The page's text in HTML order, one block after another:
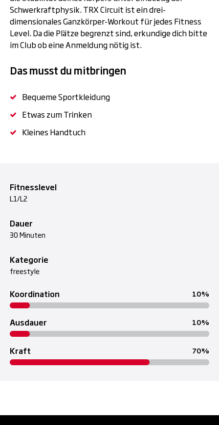
Schwerkraftphysik. TRX Circuit ist ein drei-
dimensionales Ganzkörper-Workout für jedes Fitness
Level. Da die Plätze begrenzt sind, erkundige dich bitte
im Club ob eine Anmeldung nötig ist.
Das musst du mitbringen
Bequeme Sportkleidung
Etwas zum Trinken
Kleines Handtuch
Fitnesslevel
L1/L2
Dauer
30 Minuten
Kategorie
freestyle
Koordination 10
Ausdauer 10
Kraft 70